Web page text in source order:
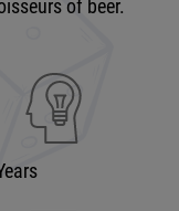
of beer.